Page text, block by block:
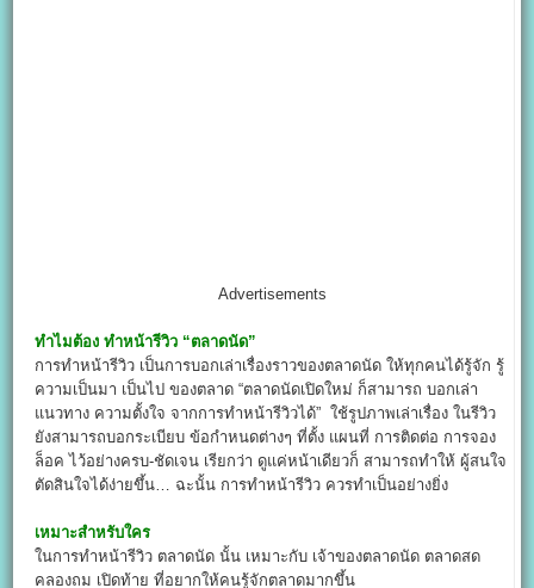
Advertisements
ทำไมต้อง ทำหน้ารีวิว “ตลาดนัด”
การทำหน้ารีวิว เป็นการบอกเล่าเรื่องราวของตลาดนัด ให้ทุกคนได้รู้จัก รู้
ความเป็นมา เป็นไป ของตลาด “ตลาดนัดเปิดใหม่ ก็สามารถ บอกเล่า
แนวทาง ความตั้งใจ จากการทำหน้ารีวิวได้” ใช้รูปภาพเล่าเรื่อง ในรีวิว
ยังสามารถบอกระเบียบ ข้อกำหนดต่างๆ ที่ตั้ง แผนที่ การติดต่อ การจอง
ล็อค ไว้อย่างครบ-ชัดเจน เรียกว่า ดูแค่หน้าเดียวก็ สามารถทำให้ ผู้สนใจ
ตัดสินใจได้ง่ายขึ้น… ฉะนั้น การทำหน้ารีวิว ควรทำเป็นอย่างยิ่ง
เหมาะสำหรับใคร
ในการทำหน้ารีวิว ตลาดนัด นั้น เหมาะกับ เจ้าของตลาดนัด ตลาดสด
คลองถม เปิดท้าย ที่อยากให้คนรู้จักตลาดมากขึ้น